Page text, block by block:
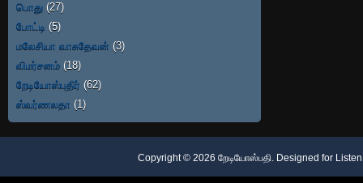
பொது (27)
போட்டி (5)
மலேசியா வாசுதேவன் (3)
விமர்சனம் (18)
றேடியோஸ்புதிர் (62)
ஸ்வர்ணலதா (1)
Copyright © 2026 றேடியோஸ்பதி. Designed for